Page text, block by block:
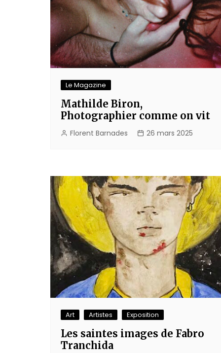
Le Magazine
Mathilde Biron,
Photographier comme on vit
Florent Barnades 26 mars 2025
Art Artistes Exposition
Les saintes images de Fabro
Tranchida